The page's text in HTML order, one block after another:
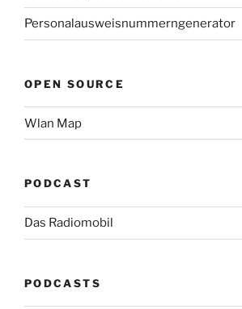
Personalausweisnummerngenerator
OPEN SOURCE
Wlan Map
PODCAST
Das Radiomobil
PODCASTS